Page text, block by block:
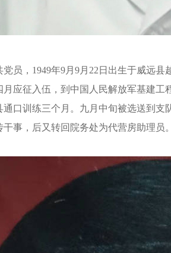
，1949年9月9月22日出生于威远县
月应征入伍，到中国人民解放军基建
通口训练三个月。九月中旬被选送到
事，后又转回院务处为代营房助理员。